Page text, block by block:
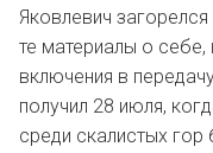
Яковлевич
те материалы о
включения в
получил 28 июля,
среди скалистых